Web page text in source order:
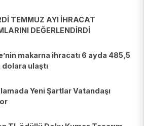
TEMMUZ AYI İHRACAT
DEĞERLENDİRDİ
makarna ihracatı 6 ayda 485,5
ulaştı
Yeni Şartlar Vatandaşı